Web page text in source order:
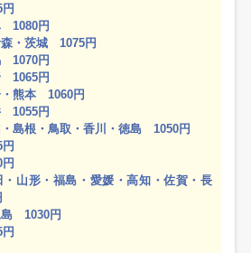
1080円
森・茨城 1075円
1070円
1065円
・熊本 1060円
1055円
島根・鳥取・香川・徳島 1050円
・山形・福島・愛媛・高知・佐賀・長
島 1030円